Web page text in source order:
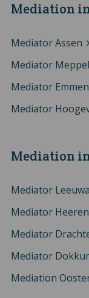
Mediation
Mediator
Mediator
Mediator
Mediator
Mediation
Mediation
Mediator Assen
Mediator Meppel
Mediator Emmen
Mediator